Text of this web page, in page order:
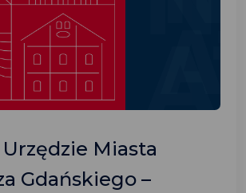
Urzędzie Miasta
Gdańskiego –